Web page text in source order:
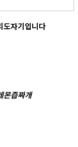
도자기입니다
몬즙짜개